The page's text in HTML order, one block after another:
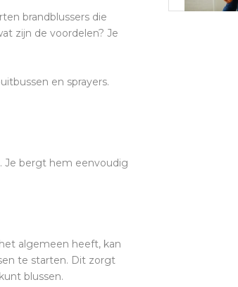
brandblussers die
zijn de voordelen? Je
en sprayers.
Je bergt hem eenvoudig
algemeen heeft, kan
te starten. Dit zorgt
blussen.